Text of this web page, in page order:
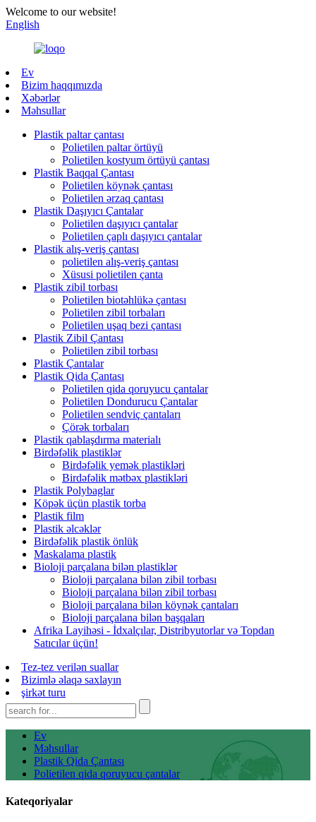
Welcome to our website!
English
Ev
Bizim haqqımızda
Xəbərlər
Məhsullar
Plastik paltar çantası
Polietilen paltar örtüyü
Polietilen kostyum örtüyü çantası
Plastik Baqqal Çantası
Polietilen köynək çantası
Polietilen ərzaq çantası
Plastik Daşıyıcı Çantalar
Polietilen daşıyıcı çantalar
Polietilen çaplı daşıyıcı çantalar
Plastik alış-veriş çantası
polietilen alış-veriş çantası
Xüsusi polietilen çanta
Plastik zibil torbası
Polietilen biotəhlükə çantası
Polietilen zibil torbaları
Polietilen uşaq bezi çantası
Plastik Zibil Çantası
Polietilen zibil torbası
Plastik Çantalar
Plastik Qida Çantası
Polietilen qida qoruyucu çantalar
Polietilen Dondurucu Çantalar
Polietilen sendviç çantaları
Çörək torbaları
Plastik qablaşdırma materialı
Birdəfəlik plastiklər
Birdəfəlik yemək plastikləri
Birdəfəlik mətbəx plastikləri
Plastik Polybaglar
Köpək üçün plastik torba
Plastik film
Plastik əlcəklər
Birdəfəlik plastik önlük
Maskalama plastik
Bioloji parçalana bilən plastiklər
Bioloji parçalana bilən zibil torbası
Bioloji parçalana bilən zibil torbası
Bioloji parçalana bilən köynək çantaları
Bioloji parçalana bilən başqaları
Afrika Layihəsi - İdxalçılar, Distribyutorlar və Topdan
Satıcılar üçün!
Tez-tez verilən suallar
Bizimlə əlaqə saxlayın
şirkət turu
Ev
Məhsullar
Plastik Qida Çantası
Polietilen qida qoruyucu çantalar
Kateqoriyalar